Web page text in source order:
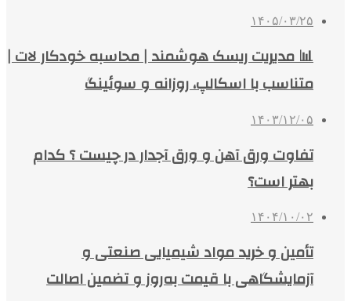
۱۴۰۵/۰۳/۲۵
📊 مدیریت ریسک هوشمند | محاسبه خودکار لات |
متناسب با اسکالپ، روزانه و سوئینگ
۱۴۰۳/۱۲/۰۵
تفاوت ورق آهن و ورق آجدار در چیست ؟ کدام
بهتر است؟
۱۴۰۴/۱۰/۰۲
تأمین و خرید مواد شیمیایی صنعتی و
آزمایشگاهی با قیمت به‌روز و تضمین اصالت